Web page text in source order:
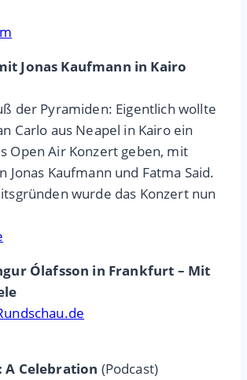
Jonas Kaufmann in Kairo
der Pyramiden: Eigentlich wollte
Carlo aus Neapel in Kairo ein
Open Air Konzert geben, mit
Kaufmann und Fatma Said.
wurde das Konzert nun
Ólafsson in Frankfurt – Mit
A Celebration (Podcast)